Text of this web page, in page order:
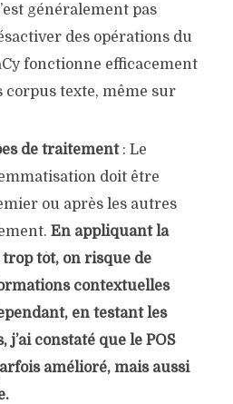
généralement pas
des opérations du
fonctionne efficacement
corpus texte, même sur
de traitement: Le
doit être
ou après les autres
En appliquant la
tôt, on risque de
contextuelles
en testant les
j’ai constaté que le POS
amélioré, mais aussi